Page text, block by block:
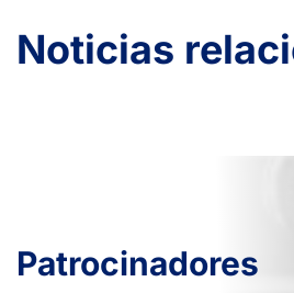
Trofeo Raqueta de Madera y Plata
Del 20 al 26 de junio, 2022
Noticias
Patrocinadores